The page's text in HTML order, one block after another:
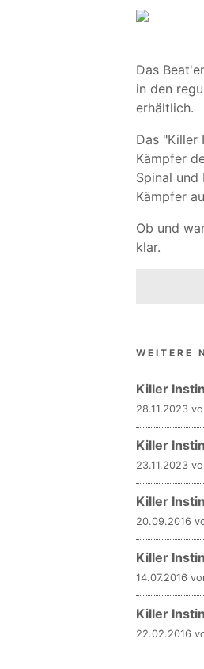
Das
in den
erhältlich.
Das "Killer
Kämpfer
Spinal
Kämpfer
Ob und
klar.
WEITERE
Killer
28.11.2023
Killer
23.11.2023
Killer
20.09.2016
Killer
14.07.2016
Killer
22.02.2016